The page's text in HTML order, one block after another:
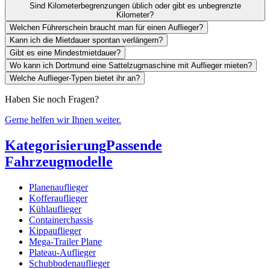
Sind Kilometerbegrenzungen üblich oder gibt es unbegrenzte
Kilometer?
Welchen Führerschein braucht man für einen Auflieger?
Kann ich die Mietdauer spontan verlängern?
Gibt es eine Mindestmietdauer?
Wo kann ich Dortmund eine Sattelzugmaschine mit Auflieger mieten?
Welche Auflieger-Typen bietet ihr an?
Haben Sie noch Fragen?
Gerne helfen wir Ihnen weiter.
KategorisierungPassende
Fahrzeugmodelle
Planenauflieger
Kofferauflieger
Kühlauflieger
Containerchassis
Kippauflieger
Mega-Trailer Plane
Plateau-Auflieger
Schubbodenauflieger